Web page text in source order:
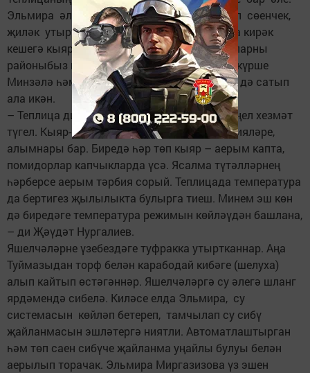
Эльмира әлеге мәйданда алга таба күпләп сөенчек,
җиләк утыртырга планлаштыра. Теплицада кирәк
кешегә кыяр-помидор үсентеләре дә бар. Аларны
районыбыз кибетләренә реализациялиләр, күрше
Минзәлә һәм Сарман районнары кибетләре дә сатып
ала икән.
– Теплица дигәч тә, анда яшелчә үстерү җиңел хезмәт
түгел. Кыяр-помидор үстерүнең үз технологияләре,
алымнары бар. Биредә һәр төп кыяр – аерым капта,
помидорлар капчыкларда үсә. Ясалма түтәлләрнең
һәрберсе аерым тәрбия сорый. Теплицада температура
да бертигез җылылыкта булырга тиеш. Минем эш көн
дә биредәге температура режимын көйләүдән башлана,
– ди Җәүдәт Нургалиев.
Яшелчәләрне үзебездәге туфракка утыртканнар. Аңа
Туймазыдан торф белән карабодай кибәге (шелуха)
алып кайтып өстәгәннәр. Яшелчәләргә су әлегә шланг
ярдәмендә сибелә. Киләсе елда Эльмира, су
системасын көйләп бетереп, тамчылап су сибү
җайланмасын эшләтергә ниятли. Автоматлаштырган
һәм төп саен сибүче җайланма уңайлы булуы белән
аерылып торачак. Эльмира Миргазизова үз эшен